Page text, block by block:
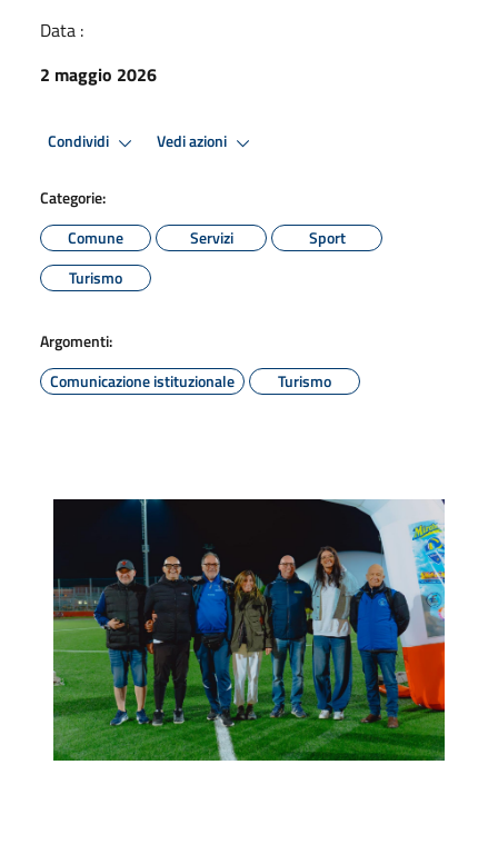
Data :
2 maggio 2026
Condividi Vedi azioni
Categorie:
Comune
Servizi
Sport
Turismo
Argomenti:
Comunicazione istituzionale
Turismo